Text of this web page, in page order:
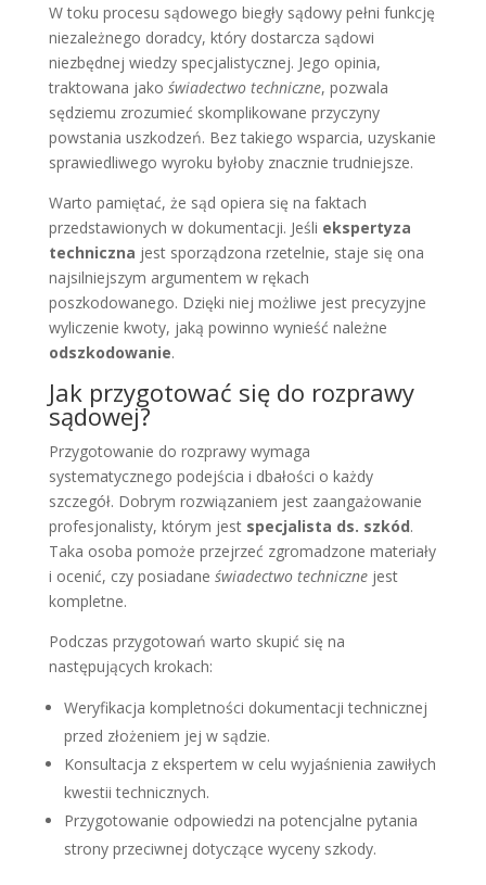
W toku procesu sądowego biegły sądowy pełni funkcję
niezależnego doradcy, który dostarcza sądowi
niezbędnej wiedzy specjalistycznej. Jego opinia,
traktowana jako świadectwo techniczne, pozwala
sędziemu zrozumieć skomplikowane przyczyny
powstania uszkodzeń. Bez takiego wsparcia, uzyskanie
sprawiedliwego wyroku byłoby znacznie trudniejsze.
Warto pamiętać, że sąd opiera się na faktach
przedstawionych w dokumentacji. Jeśli ekspertyza
techniczna jest sporządzona rzetelnie, staje się ona
najsilniejszym argumentem w rękach
poszkodowanego. Dzięki niej możliwe jest precyzyjne
wyliczenie kwoty, jaką powinno wynieść należne
odszkodowanie.
Jak przygotować się do rozprawy
sądowej?
Przygotowanie do rozprawy wymaga
systematycznego podejścia i dbałości o każdy
szczegół. Dobrym rozwiązaniem jest zaangażowanie
profesjonalisty, którym jest specjalista ds. szkód.
Taka osoba pomoże przejrzeć zgromadzone materiały
i ocenić, czy posiadane świadectwo technicznejest
kompletne.
Podczas przygotowań warto skupić się na
następujących krokach:
Weryfikacja kompletności dokumentacji technicznej
przed złożeniem jej w sądzie.
Konsultacja z ekspertem w celu wyjaśnienia zawiłych
kwestii technicznych.
Przygotowanie odpowiedzi na potencjalne pytania
strony przeciwnej dotyczące wyceny szkody.